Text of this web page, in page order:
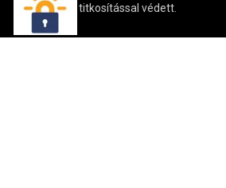
titkosítással védett.